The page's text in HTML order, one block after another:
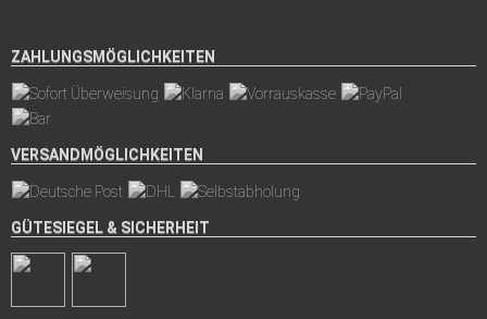
ZAHLUNGSMÖGLICHKEITEN
VERSANDMÖGLICHKEITEN
GÜTESIEGEL & SICHERHEIT